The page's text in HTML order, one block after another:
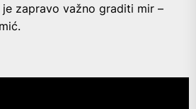
zapravo važno graditi mir –